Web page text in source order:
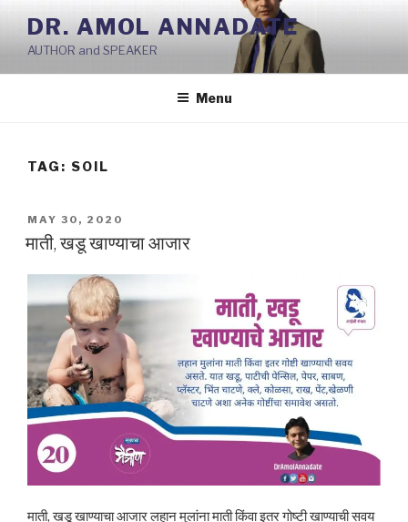
Skip
content
DR. AMOL ANNADATE
AUTHOR and SPEAKER
Menu
TAG: SOIL
POSTED
ON
MAY 30, 2020
माती, खडू खाण्याचा आजार
माती, खडू खाण्याचा आजार लहान मुलांना माती किंवा इतर गोष्टी खाण्याची सवय